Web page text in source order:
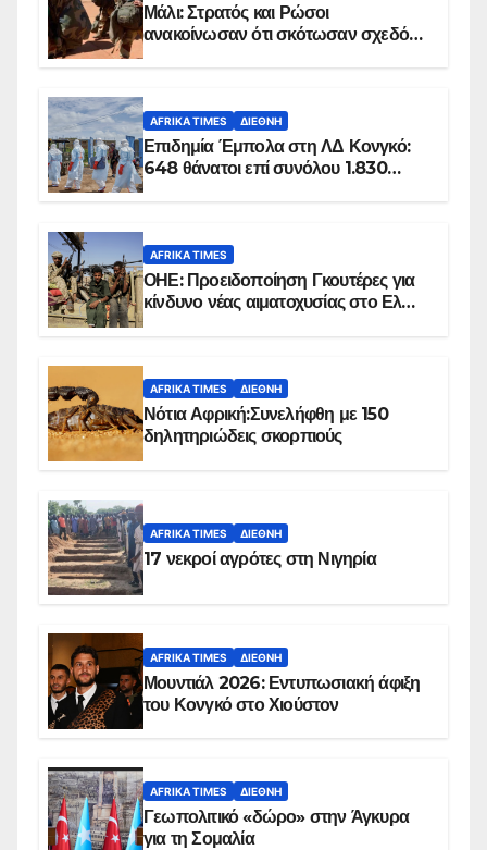
Μάλι: Στρατός και Ρώσοι
ανακοίνωσαν ότι σκότωσαν σχεδόν
AFRIKA TIMES ΔΙΕΘΝΉ
Επιδημία Έμπολα στη ΛΔ Κονγκό:
648 θάνατοι επί συνόλου 1.830
AFRIKA TIMES
ΟΗΕ: Προειδοποίηση Γκουτέρες για
κίνδυνο νέας αιματοχυσίας στο Ελ
AFRIKA TIMES ΔΙΕΘΝΉ
Νότια Αφρική:Συνελήφθη με 150
δηλητηριώδεις σκορπιούς
AFRIKA TIMES ΔΙΕΘΝΉ
17 νεκροί αγρότες στη Νιγηρία
AFRIKA TIMES ΔΙΕΘΝΉ
Μουντιάλ 2026: Εντυπωσιακή άφιξη
του Κονγκό στο Χιούστον
AFRIKA TIMES ΔΙΕΘΝΉ
Γεωπολιτικό «δώρο» στην Άγκυρα
για τη Σομαλία